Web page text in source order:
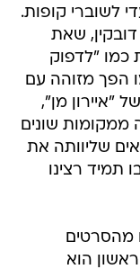
לשוברי קופות.
דובקין, שאת
כמו "לדפוק
הפך מזוהה עם
"איירון מן",
ממקומות שונים
שליוותה את
רצינו
מהסרטים
הוא